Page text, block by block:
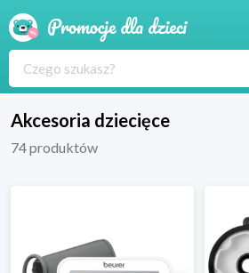
Wyprawka
Akcesoria dziecięce
74produktów